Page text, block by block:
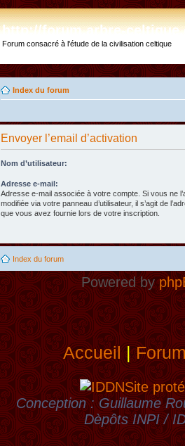
http://forum.arbre-
Forum consacré à l'étude de la civilisation celtique
Index du forum
Envoyer l’email d’activation
Nom d’utilisateur:
Adresse e-mail:
Adresse e-mail associée à votre compte. Si vous ne
modifiée via votre panneau d’utilisateur, il s’agit de
que vous avez fournie lors de votre inscription.
Index du forum
Powered by
Accueil|
Site
Conception : Guillaume
Dèpôts INPI /